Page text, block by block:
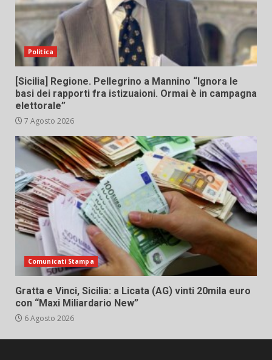
Politica
[Sicilia] Regione. Pellegrino a Mannino “Ignora le
basi dei rapporti fra istizuaioni. Ormai è in campagna
elettorale”
7 Agosto 2026
Comunicati Stampa
Gratta e Vinci, Sicilia: a Licata (AG) vinti 20mila euro
con “Maxi Miliardario New”
6 Agosto 2026